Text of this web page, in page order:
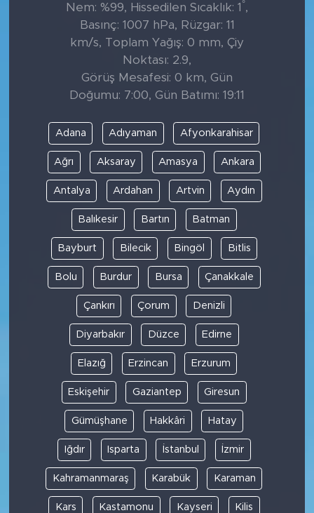
Nem: %99, Hissedilen Sıcaklık: 1 °,
Basınç: 1007 hPa, Rüzgar: 11
km/s, Toplam Yağış: 0 mm, Çiy
Noktası: 2.9,
Görüş Mesafesi: 0 km, Gün
Doğumu: 7:00, Gün Batımı: 19:11
Adana Adıyaman Afyonkarahisar
Ağrı Aksaray Amasya Ankara
Antalya Ardahan Artvin Aydın
Balıkesir Bartın Batman
Bayburt Bilecik Bingöl Bitlis
Bolu Burdur Bursa Çanakkale
Çankırı Çorum Denizli
Diyarbakır Düzce Edirne
Elazığ Erzincan Erzurum
Eskişehir Gaziantep Giresun
Gümüşhane Hakkâri Hatay
Iğdır Isparta İstanbul İzmir
Kahramanmaraş Karabük Karaman
Kars Kastamonu Kayseri Kilis